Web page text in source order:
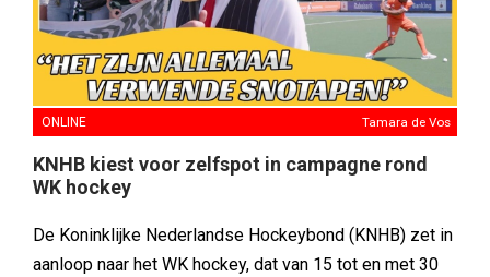
ONLINE Tamara de Vos
KNHB kiest voor zelfspot in campagne rond
WK hockey
De Koninklijke Nederlandse Hockeybond (KNHB) zet in
aanloop naar het WK hockey, dat van 15 tot en met 30